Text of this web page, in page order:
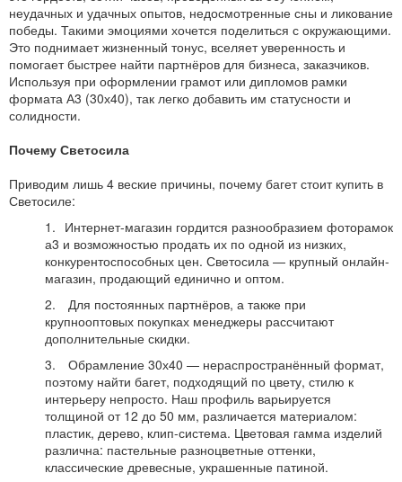
неудачных и удачных опытов, недосмотренные сны и ликование
победы. Такими эмоциями хочется поделиться с окружающими.
Это поднимает жизненный тонус, вселяет уверенность и
помогает быстрее найти партнёров для бизнеса, заказчиков.
Используя при оформлении грамот или дипломов рамки
формата А3 (30х40), так легко добавить им статусности и
солидности.
Почему Светосила
Приводим лишь 4 веские причины, почему багет стоит купить в
Светосиле:
Интернет-магазин гордится разнообразием фоторамок
а3 и возможностью продать их по одной из низких,
конкурентоспособных цен. Светосила — крупный онлайн-
магазин, продающий единично и оптом.
Для постоянных партнёров, а также при
крупнооптовых покупках менеджеры рассчитают
дополнительные скидки.
Обрамление 30х40 — нераспространённый формат,
поэтому найти багет, подходящий по цвету, стилю к
интерьеру непросто. Наш профиль варьируется
толщиной от 12 до 50 мм, различается материалом:
пластик, дерево, клип-система. Цветовая гамма изделий
различна: пастельные разноцветные оттенки,
классические древесные, украшенные патиной.